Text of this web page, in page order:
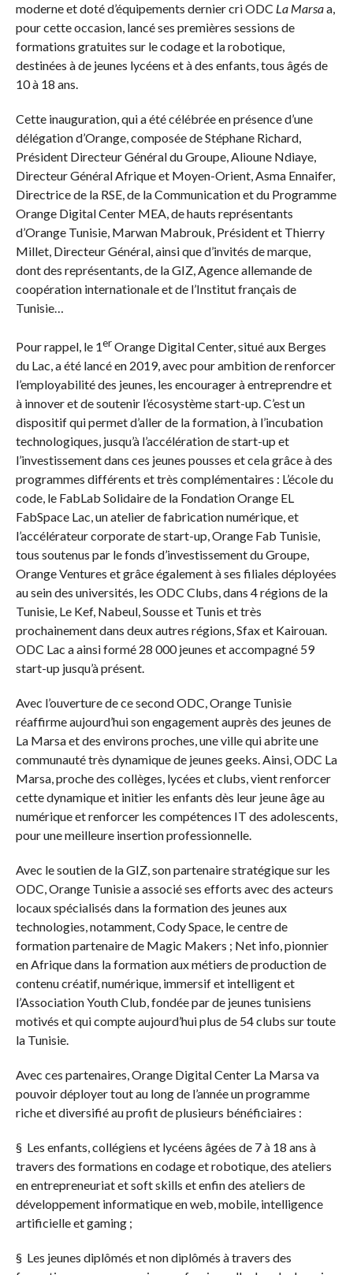
moderne et doté d’équipements dernier cri ODC La Marsaa,
pour cette occasion, lancé ses premières sessions de
formations gratuites sur le codage et la robotique,
destinées à de jeunes lycéens et à des enfants, tous âgés de
10 à 18 ans.
Cette inauguration, qui a été célébrée en présence d’une
délégation d’Orange, composée de Stéphane Richard,
Président Directeur Général du Groupe, Alioune Ndiaye,
Directeur Général Afrique et Moyen-Orient, Asma Ennaifer,
Directrice de la RSE, de la Communication et du Programme
Orange Digital Center MEA, de hauts représentants
d’Orange Tunisie, Marwan Mabrouk, Président et Thierry
Millet, Directeur Général, ainsi que d’invités de marque,
dont des représentants, de la GIZ, Agence allemande de
coopération internationale et de l’Institut français de
Tunisie…
Pour rappel, le 1erOrange Digital Center, situé aux Berges
du Lac, a été lancé en 2019, avec pour ambition de renforcer
l’employabilité des jeunes, les encourager à entreprendre et
à innover et de soutenir l’écosystème start-up. C’est un
dispositif qui permet d’aller de la formation, à l’incubation
technologiques, jusqu’à l’accélération de start-up et
l’investissement dans ces jeunes pousses et cela grâce à des
programmes différents et très complémentaires : L’école du
code, le FabLab Solidaire de la Fondation Orange EL
FabSpace Lac, un atelier de fabrication numérique, et
l’accélérateur corporate de start-up, Orange Fab Tunisie,
tous soutenus par le fonds d’investissement du Groupe,
Orange Ventures et grâce également à ses filiales déployées
au sein des universités, les ODC Clubs, dans 4 régions de la
Tunisie, Le Kef, Nabeul, Sousse et Tunis et très
prochainement dans deux autres régions, Sfax et Kairouan.
ODC Lac a ainsi formé 28 000 jeunes et accompagné 59
start-up jusqu’à présent.
Avec l’ouverture de ce second ODC, Orange Tunisie
réaffirme aujourd’hui son engagement auprès des jeunes de
La Marsa et des environs proches, une ville qui abrite une
communauté très dynamique de jeunes geeks. Ainsi, ODC La
Marsa, proche des collèges, lycées et clubs, vient renforcer
cette dynamique et initier les enfants dès leur jeune âge au
numérique et renforcer les compétences IT des adolescents,
pour une meilleure insertion professionnelle.
Avec le soutien de la GIZ, son partenaire stratégique sur les
ODC, Orange Tunisie a associé ses efforts avec des acteurs
locaux spécialisés dans la formation des jeunes aux
technologies, notamment, Cody Space, le centre de
formation partenaire de Magic Makers ; Net info, pionnier
en Afrique dans la formation aux métiers de production de
contenu créatif, numérique, immersif et intelligent et
l’Association Youth Club, fondée par de jeunes tunisiens
motivés et qui compte aujourd’hui plus de 54 clubs sur toute
la Tunisie.
Avec ces partenaires, Orange Digital Center La Marsa va
pouvoir déployer tout au long de l’année un programme
riche et diversifié au profit de plusieurs bénéficiaires :
§ Les enfants, collégiens et lycéens âgées de 7 à 18 ans à
travers des formations en codage et robotique, des ateliers
en entrepreneuriat et soft skills et enfin des ateliers de
développement informatique en web, mobile, intelligence
artificielle et gaming ;
§ Les jeunes diplômés et non diplômés à travers des